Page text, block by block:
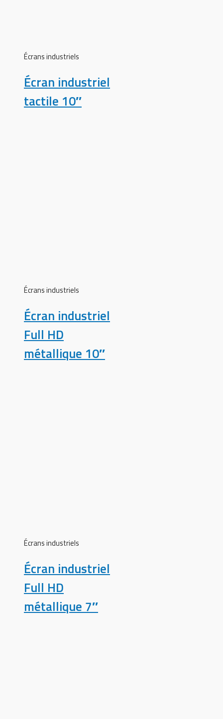
Écrans industriels
Écran industriel
tactile 10″
Écrans industriels
Écran industriel
Full HD
métallique 10″
Écrans industriels
Écran industriel
Full HD
métallique 7″